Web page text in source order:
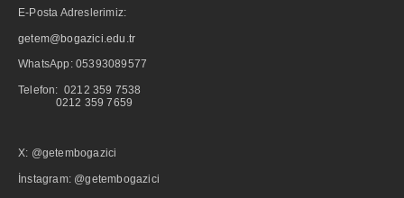
E-Posta Adreslerimiz:
getem@bogazici.edu.tr
WhatsApp: 05393089577
Telefon: 0212 359 7538
0212 359 7659
X: @getembogazici
İnstagram: @getembogazici